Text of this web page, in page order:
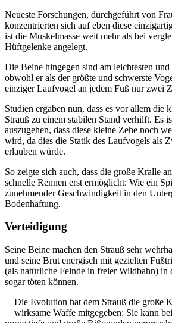
Neueste Forschungen, durchgeführt von
konzentrierten sich auf eben diese
ist die Muskelmasse weit mehr als bei
Hüftgelenke angelegt.
Die Beine hingegen sind am leichtesten
obwohl er als der größte und schwerste
einziger Laufvogel an jedem Fuß nur zwei
Studien ergaben nun, dass es vor allem die
Strauß zu einem stabilen Stand verhilft. Es
auszugehen, dass diese kleine Zehe noch
wird, da dies die Statik des Laufvogels als
erlauben würde.
So zeigte sich auch, dass die große Kralle
schnelle Rennen erst ermöglicht: Wie ein
zunehmender Geschwindigkeit in den
Bodenhaftung.
Verteidigung
Seine Beine machen den Strauß sehr
und seine Brut energisch mit gezielten
(als natürliche Feinde in freier Wildbahn) in
sogar töten können.
Die Evolution hat dem Strauß die große
wirksame Waffe mitgegeben: Sie kann